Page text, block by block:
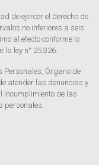
de ejercer el derecho de
no inferiores a seis
al efecto conforme lo
la ley n° 25.326.
Personales, Órgano de
atender las denuncias y
incumplimiento de las
personales.